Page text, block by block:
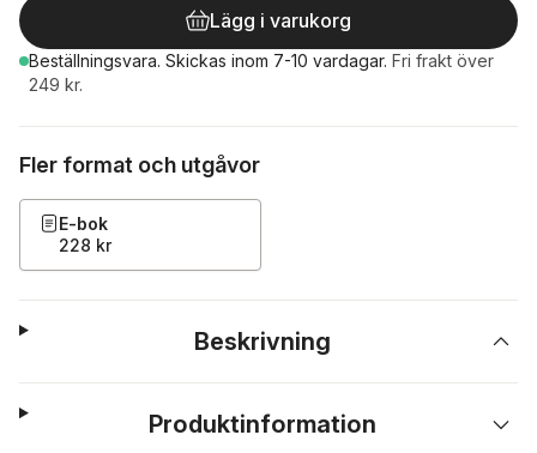
Lägg i varukorg
Beställningsvara. Skickas inom 7-10 vardagar. Fri frakt över
249 kr.
Fler format och utgåvor
E-bok
228 kr
Beskrivning
Produktinformation